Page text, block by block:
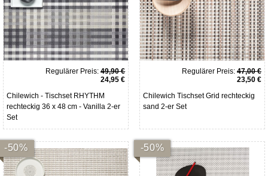
Regulärer Preis: 49,90 €
24,95 €
Chilewich - Tischset RHYTHM
rechteckig 36 x 48 cm - Vanilla 2-er
Set
Regulärer Preis: 47,00 €
23,50 €
Chilewich Tischset Grid rechteckig
sand 2-er Set
-50% -50%